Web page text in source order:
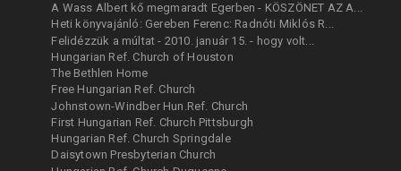
A Wass Albert kő megmaradt Egerben - KÖSZÖNET AZ A...
Heti könyvajánló: Gereben Ferenc: Radnóti Miklós R...
Felidézzük a múltat - 2010. január 15. - hogy volt...
Hungarian Ref. Church of Houston
The Bethlen Home
Free Hungarian Ref. Church
Johnstown-Windber Hun.Ref. Church
First Hungarian Ref. Church Pittsburgh
Hungarian Ref. Church Springdale
Daisytown Presbyterian Church